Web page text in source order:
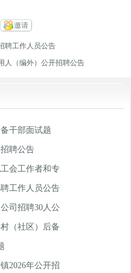
邀请
聘工作人员公告
人（编外）公开招聘公告
干部面试题
聘公告
会工作者和专
工作人员公告
司招聘30人公
（社区）后备
2026年公开招